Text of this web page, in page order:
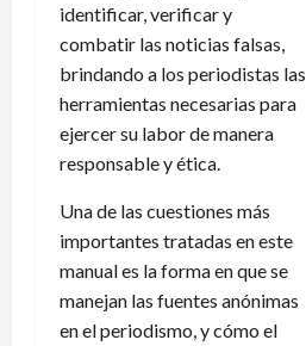
identificar, verificar y
combatir las noticias falsas,
brindando a los periodistas las
herramientas necesarias para
ejercer su labor de manera
responsable y ética.
Una de las cuestiones más
importantes tratadas en este
manual es la forma en que se
manejan las fuentes anónimas
en el periodismo, y cómo el